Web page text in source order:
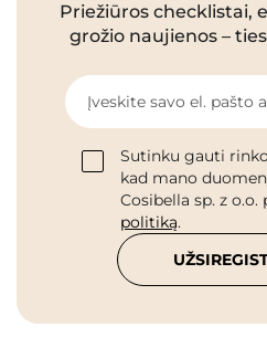
Priežiūros checklistai,
grožio naujienos –
Įveskite savo el. pašto
Sutinku gauti
kad mano
Cosibella sp. z o.o.
politiką.